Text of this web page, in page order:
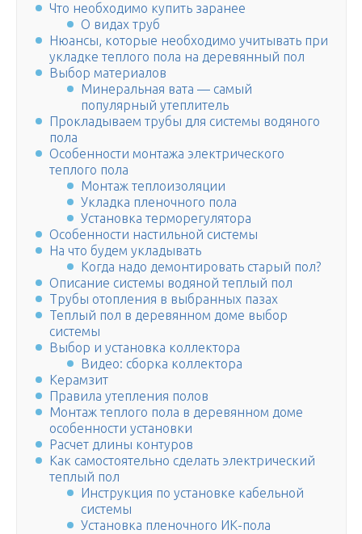
Что необходимо купить заранее
О видах труб
Нюансы, которые необходимо учитывать при
укладке теплого пола на деревянный пол
Выбор материалов
Минеральная вата — самый
популярный утеплитель
Прокладываем трубы для системы водяного
пола
Особенности монтажа электрического
теплого пола
Монтаж теплоизоляции
Укладка пленочного пола
Установка терморегулятора
Особенности настильной системы
На что будем укладывать
Когда надо демонтировать старый пол?
Описание системы водяной теплый пол
Трубы отопления в выбранных пазах
Теплый пол в деревянном доме выбор
системы
Выбор и установка коллектора
Видео: сборка коллектора
Керамзит
Правила утепления полов
Монтаж теплого пола в деревянном доме
особенности установки
Расчет длины контуров
Как самостоятельно сделать электрический
теплый пол
Инструкция по установке кабельной
системы
Установка пленочного ИК-пола